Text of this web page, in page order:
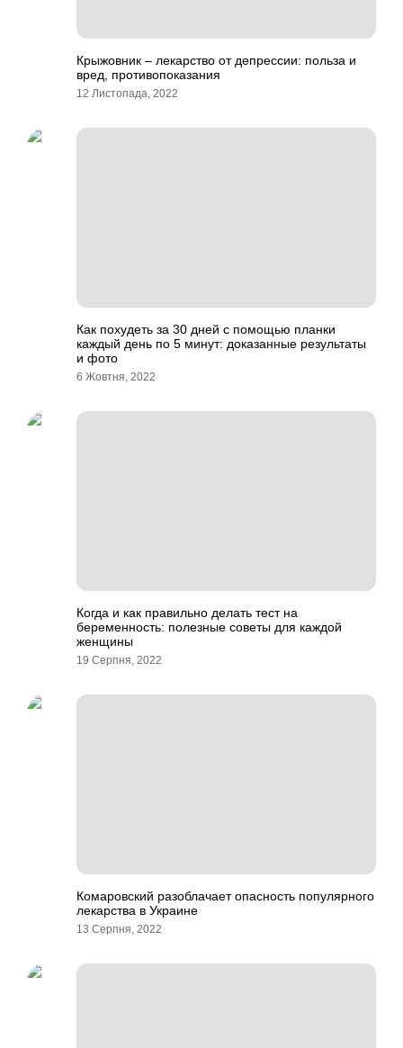
Крыжовник – лекарство от депрессии: польза и
вред, противопоказания
12 Листопада, 2022
Как похудеть за 30 дней с помощью планки
каждый день по 5 минут: доказанные результаты
и фото
6 Жовтня, 2022
Когда и как правильно делать тест на
беременность: полезные советы для каждой
женщины
19 Серпня, 2022
Комаровский разоблачает опасность популярного
лекарства в Украине
13 Серпня, 2022